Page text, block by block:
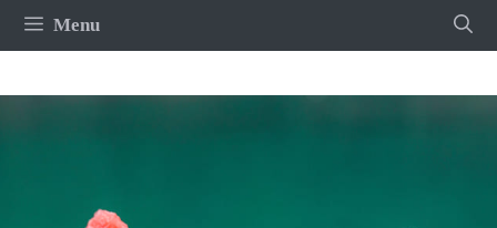
Sari
Menu